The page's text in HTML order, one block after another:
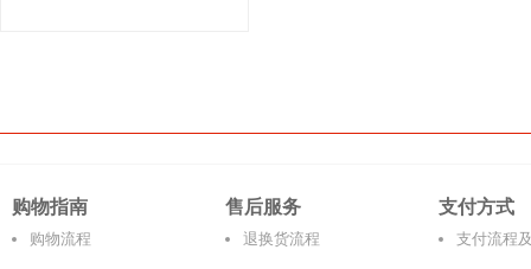
购物指南
购物流程
售后服务
退换货流程
支付方式
支付流程